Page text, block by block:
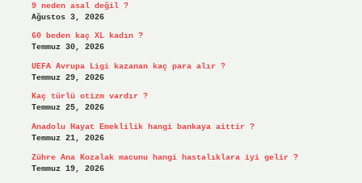
9 neden asal değil ?
Ağustos 3, 2026
60 beden kaç XL kadın ?
Temmuz 30, 2026
UEFA Avrupa Ligi kazanan kaç para alır ?
Temmuz 29, 2026
Kaç türlü otizm vardır ?
Temmuz 25, 2026
Anadolu Hayat Emeklilik hangi bankaya aittir ?
Temmuz 21, 2026
Zühre Ana Kozalak macunu hangi hastalıklara iyi gelir ?
Temmuz 19, 2026